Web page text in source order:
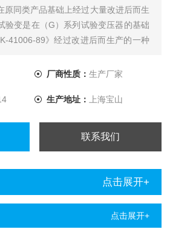
原同类产品基础上经过大量改进后而生
验变是在（G）系列试验变压器的基础
41006-89》经过改进后而生产的一种
厂商性质： 生产厂家
生产地址： 上海宝山
联系我们
点击展开+
点击展开+